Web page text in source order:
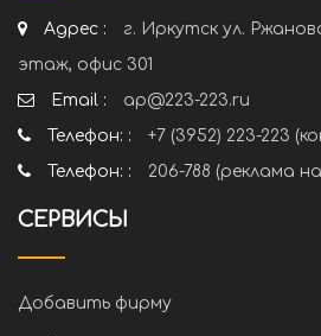
Адрес :
г. Иркутск ул.
этаж, офис 301
Email :
ap@223-223.ru
Телефон: :
+7 (3952) 223-223
Телефон: :
206-788 (реклама
СЕРВИСЫ
Добавить фирму